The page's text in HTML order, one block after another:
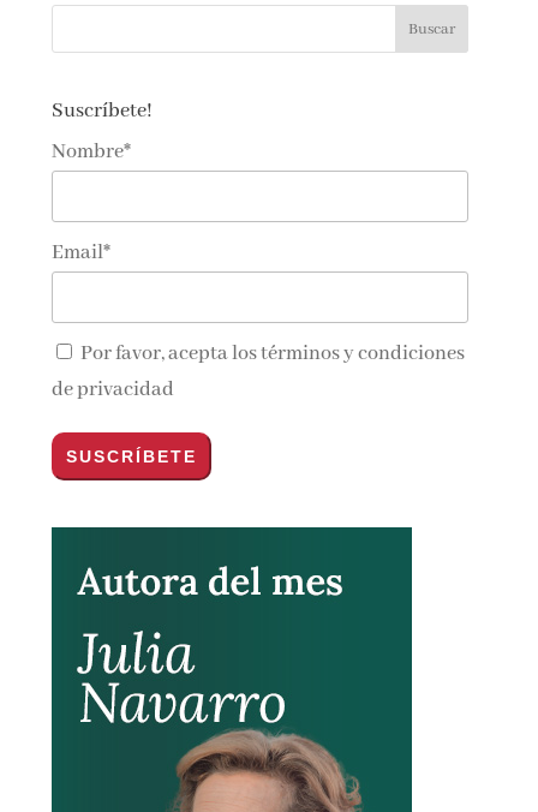
Suscríbete!
Nombre*
Email*
Por favor, acepta lostérminos y condiciones
de privacidad